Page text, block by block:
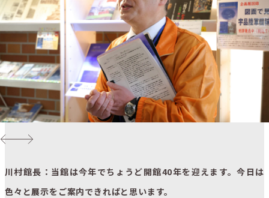
川村館長：当館は今年でちょうど開館40年を迎えます。今日は
色々と展示をご案内できればと思います。